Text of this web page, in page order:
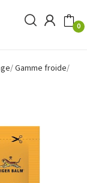
0
Gamme froide